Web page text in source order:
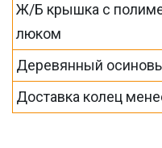
Ж/Б крышка с
люком
Деревянный
Доставка колец